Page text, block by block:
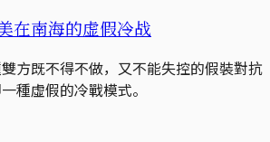
在南海的虚假冷战
方既不得不做，又不能失控的假裝對抗
種虛假的冷戰模式。